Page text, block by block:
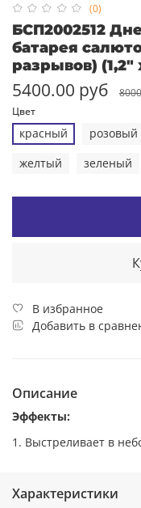
(0)
БСП2002512
батарея
разрывов) (1,2"
5400.00 руб
Цвет
красный розовый
желтый
зеленый
В избранное
Добавить в
Описание
Эффекты:
1. Выстреливает в
Характеристики